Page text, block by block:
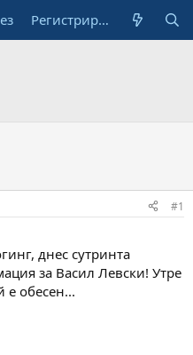
Регистрирай се
#1
днес сутринта
за Васил Левски! Утре
е обесен...